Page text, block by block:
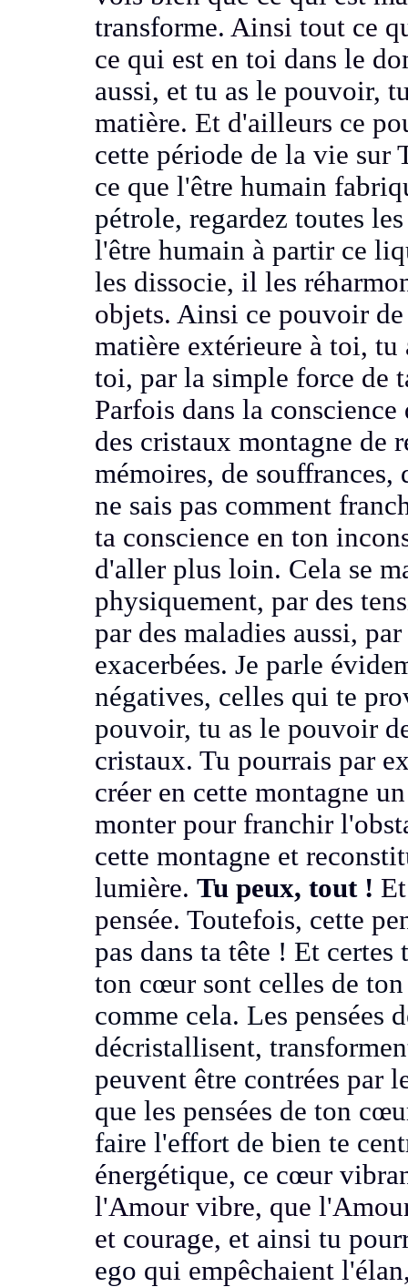
transforme.Ainsi tout ce
ce qui est en toi dans le
aussi, et tu as le pouvoir,
matière. Et d'ailleurs ce
cette période dela vie sur
ce que l'être humain
pétrole, regardez toutes
l'être humain à partir ce
les dissocie,il les
objets.Ainsi ce pouvoir
matière extérieure à toi,
toi, par la simple force de
Parfois dans la
des cristaux montagne de
mémoires, de
ne sais pas comment
ta conscience en ton
d'aller plus loin. Cela se
physiquement, par des
par des maladies aussi,
exacerbées. Je parle
négatives, celles qui te
pouvoir, tu as le pouvoir
cristaux. Tu pourrais par
créer en cette montagne
monter pour franchir
cette montagne et
lumière.Tu peux, tout !
pensée. Toutefois, cette
pas dans ta tête ! Et
ton cœur sont celles de
comme cela. Les pensées
décristallisent,
peuvent être contréespar
que les pensées de ton
faire l'effort de biente
énergétique, ce cœur
l'Amour vibre, que
et courage, et ainsi tu
ego qui empêchaient